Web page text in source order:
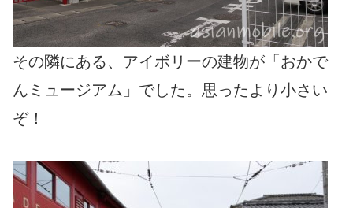
その隣にある、アイボリーの建物が「おかで
んミュージアム」でした。思ったより小さい
ぞ！